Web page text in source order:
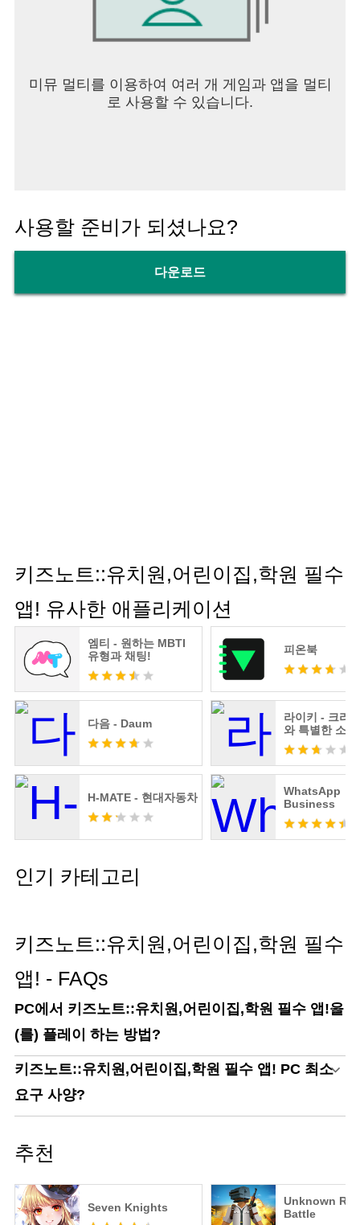
연락처: 연락처를 이용하여 선생님과 부모님에게 초
대장을 발송할 수 있습니다.
서 원 위치의 날씨를 표시할 경우 필요한 권한입니
해 카메라 권한이 필요합니다.
*선택 접근 권한은 동의하지 않아도 서비스 이용이
가능합니다. 단, 선택 접근 권한 미동의시 서비스 일
하고 있답니다 :)
○ 고객센터 : 1644-6734 (평일 09~18시)
○ 카카오톡 : 키즈노트 채널(평일 09~18시)
○ 서비스 소개 : www.kidsnote.biz
○ 이메일 : contact@kidsnote.com
----
개발자 연락처 :
(주)키즈노트 판교역로 235, 엔동 4층
(삼평동, 에이치스퀘어엔동)
분당구, 성남시, 경기도 13494
South Korea 1088601122 제2019-성남분당B-0287
호 성남시
미뮤 멀티를 이용하여 여러 개 게임과 앱을 멀티
로 사용할 수 있습니다.
사용할 준비가 되셨나요?
다운로드
키즈노트::유치원,어린이집,학원 필수
앱! 유사한 애플리케이션
엠티 - 원하는 MBTI
유형과 채팅!
피온북
다음 - Daum
라이키 - 크리
와 특별한 소통
H-MATE - 현대자동차
WhatsApp
Business
인기 카테고리
키즈노트::유치원,어린이집,학원 필수
앱! - FAQs
PC에서 키즈노트::유치원,어린이집,학원 필수 앱!을
(를) 플레이 하는 방법?
키즈노트::유치원,어린이집,학원 필수 앱! PC 최소
요구 사양?
추천
Seven Knights
Unknown
Battle